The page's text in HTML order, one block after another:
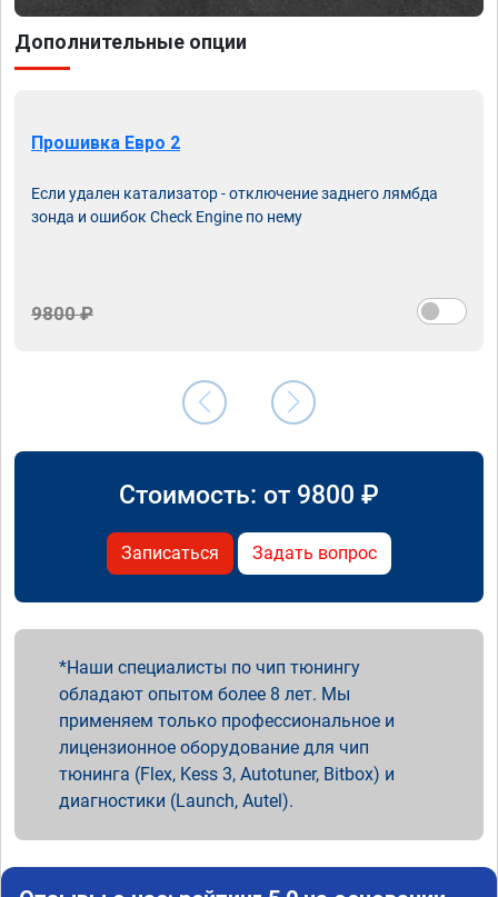
Дополнительные опции
Прошивка Евро 2
Если удален катализатор - отключение заднего лямбда
зонда и ошибок Check Engine по нему
9800 ₽
Стоимость: от 9800 ₽
Записаться Задать вопрос
Наши специалисты по чип тюнингу
обладают опытом более 8 лет. Мы
применяем только профессиональное и
лицензионное оборудование для чип
тюнинга (Flex, Kess 3, Autotuner, Bitbox) и
диагностики (Launch, Autel).